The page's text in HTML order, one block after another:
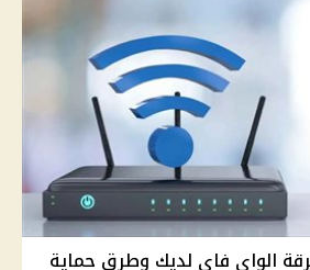
الواي فاي لديك وطرق حماية